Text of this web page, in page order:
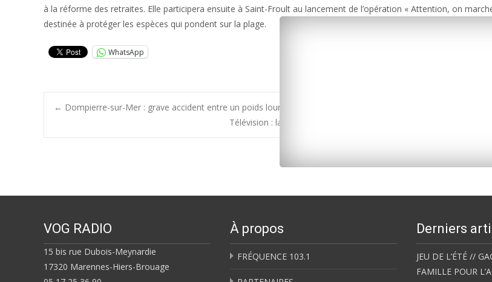
à la réforme des retraites. Elle participera ensuite à Saint-Froult au lancement de l’opération « Attention, on
destinée à protéger les espèces qui pondent sur la plage.
WhatsApp
Post
← Dompierre-sur-Mer : grave accident entre un poids lourd et une voiture
Télévision : la série « Je te promets », tournée en partie en
VOG RADIO
15 bis rue Dubois-Meynardie
17320 Marennes-Hiers-Brouage
À propos
FRÉQUENCE 103.1
Derniers
JEU DE L’ÉTÉ //
FAMILLE POUR